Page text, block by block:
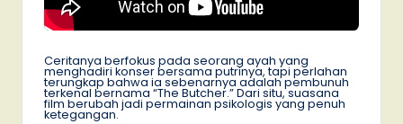
Ceritanya berfokus pada seorang ayah yang
menghadiri konser bersama putrinya, tapi perlahan
terungkap bahwa ia sebenarnya adalah pembunuh
terkenal bernama “The Butcher.” Dari situ, suasana
film berubah jadi permainan psikologis yang penuh
ketegangan.